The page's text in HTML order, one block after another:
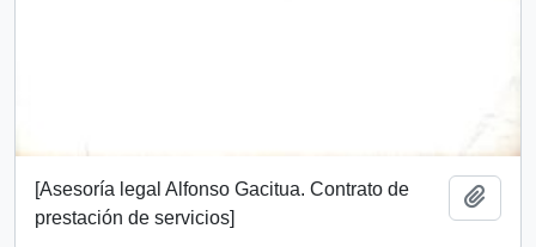
[Asesoría legal Alfonso Gacitua. Contrato de
prestación de servicios]